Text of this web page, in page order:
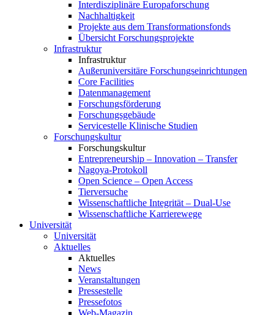
Interdisziplinäre Europaforschung
Nachhaltigkeit
Projekte aus dem Transformationsfonds
Übersicht Forschungsprojekte
Infrastruktur
Infrastruktur
Außeruniversitäre Forschungseinrichtungen
Core Facilities
Datenmanagement
Forschungsförderung
Forschungsgebäude
Servicestelle Klinische Studien
Forschungskultur
Forschungskultur
Entrepreneurship – Innovation – Transfer
Nagoya-Protokoll
Open Science – Open Access
Tierversuche
Wissenschaftliche Integrität – Dual-Use
Wissenschaftliche Karrierewege
Universität
Universität
Aktuelles
Aktuelles
News
Veranstaltungen
Pressestelle
Pressefotos
Web-Magazin